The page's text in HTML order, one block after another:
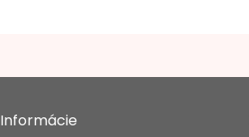
Informácie